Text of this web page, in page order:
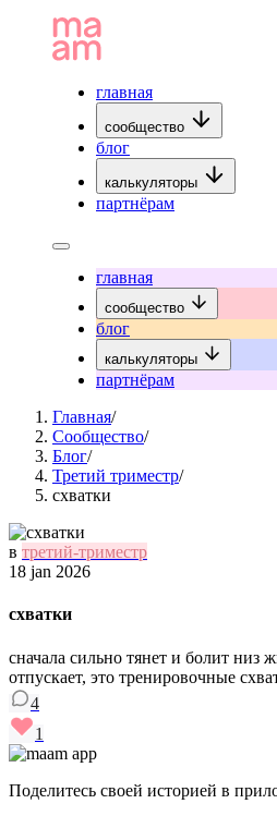
главная
сообщество
блог
калькуляторы
партнёрам
главная
сообщество
блог
калькуляторы
партнёрам
Главная/
Сообщество/
Блог/
Третий триместр/
схватки
в третий-триместр
18 jan 2026
схватки
сначала сильно тянет и болит низ
отпускает, это тренировочные
4
1
Поделитесь своей историей в